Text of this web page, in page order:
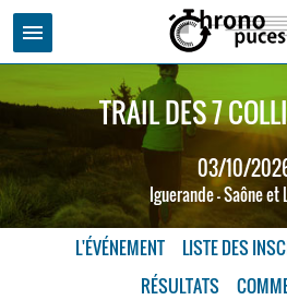
menu
TRAIL DES 7
03/10/
Iguerande - Saône et
L'ÉVÉNEMENT LISTE DES
RÉSULTATS